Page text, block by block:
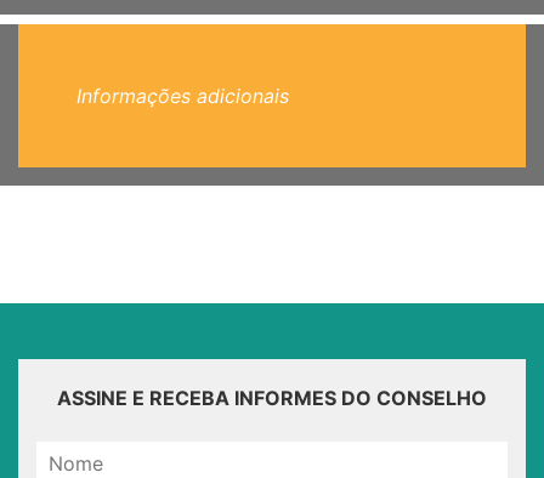
Informações adicionais
ASSINE E RECEBA INFORMES DO CONSELHO